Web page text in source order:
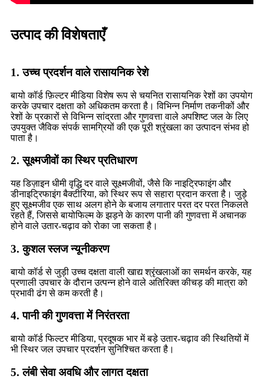
उत्पाद की विशेषताएँ
1. उच्च प्रदर्शन वाले रासायनिक रेशे
बायो कॉर्ड फ़िल्टर मीडिया विशेष रूप से चयनित रासायनिक रेशों का उपयोग
करके उपचार दक्षता को अधिकतम करता है। विभिन्न निर्माण तकनीकों और
रेशों के प्रकारों से विभिन्न सांद्रता और गुणवत्ता वाले अपशिष्ट जल के लिए
उपयुक्त जैविक संपर्क सामग्रियों की एक पूरी श्रृंखला का उत्पादन संभव हो
पाता है।
2. सूक्ष्मजीवों का स्थिर प्रतिधारण
यह डिज़ाइन धीमी वृद्धि दर वाले सूक्ष्मजीवों, जैसे कि नाइट्रिफाइंग और
डीनाइट्रिफाइंग बैक्टीरिया, को स्थिर रूप से सहारा प्रदान करता है। जुड़े
हुए सूक्ष्मजीव एक साथ अलग होने के बजाय लगातार परत दर परत निकलते
रहते हैं, जिससे बायोफिल्म के झड़ने के कारण पानी की गुणवत्ता में अचानक
होने वाले उतार-चढ़ाव को रोका जा सकता है।
3. कुशल स्लज न्यूनीकरण
बायो कॉर्ड से जुड़ी उच्च दक्षता वाली खाद्य श्रृंखलाओं का समर्थन करके, यह
प्रणाली उपचार के दौरान उत्पन्न होने वाले अतिरिक्त कीचड़ की मात्रा को
प्रभावी ढंग से कम करती है।
4. पानी की गुणवत्ता में निरंतरता
बायो कॉर्ड फिल्टर मीडिया, प्रदूषक भार में बड़े उतार-चढ़ाव की स्थितियों में
भी स्थिर जल उपचार प्रदर्शन सुनिश्चित करता है।
5. लंबी सेवा अवधि और लागत दक्षता